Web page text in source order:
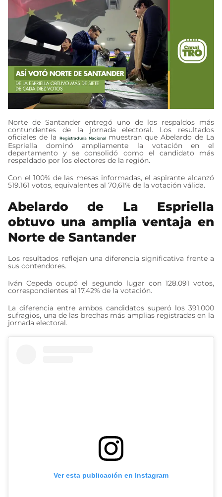
Norte de Santander entregó uno de los respaldos más
contundentes de la jornada electoral. Los resultados
oficiales de laRegistraduría Nacional muestran que Abelardo de La
Espriella dominó ampliamente la votación en el
departamento y se consolidó como el candidato más
respaldado por los electores de la región.
Con el 100% de las mesas informadas, el aspirante alcanzó
519.161 votos, equivalentes al 70,61% de la votación válida.
Abelardo de La Espriella
obtuvo una amplia ventaja en
Norte de Santander
Los resultados reflejan una diferencia significativa frente a
sus contendores.
Iván Cepeda ocupó el segundo lugar con 128.091 votos,
correspondientes al 17,42% de la votación.
La diferencia entre ambos candidatos superó los 391.000
sufragios, una de las brechas más amplias registradas en la
jornada electoral.
Ver esta publicación en Instagram